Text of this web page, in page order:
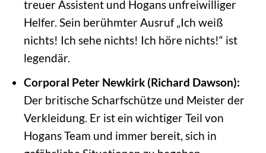
treuer Assistent und Hogans unfreiwilliger
Helfer. Sein berühmter Ausruf „Ich weiß
nichts! Ich sehe nichts! Ich höre nichts!“ ist
legendär.
Corporal Peter Newkirk (Richard Dawson):
Der britische Scharfschütze und Meister der
Verkleidung. Er ist ein wichtiger Teil von
Hogans Team und immer bereit, sich in